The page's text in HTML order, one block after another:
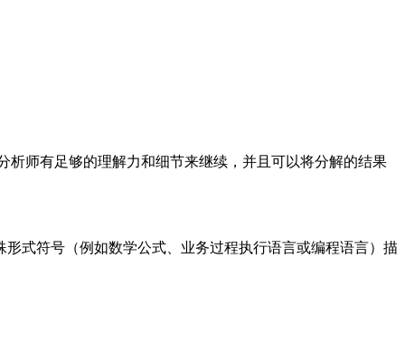
师有足够的理解力和细节来继续，并且可以将分解的结果
式符号（例如数学公式、业务过程执行语言或编程语言）描